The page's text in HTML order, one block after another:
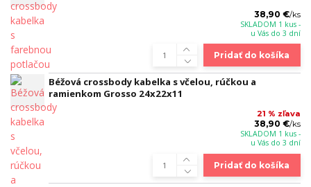
38,90 €/ks
SKLADOM 1 kus -
u Vás do 3 dní
Pridať do košíka
Béžová crossbody kabelka s včelou, rúčkou a
ramienkom Grosso 24x22x11
21 % zľava
38,90 €/ks
SKLADOM 1 kus -
u Vás do 3 dní
Pridať do košíka